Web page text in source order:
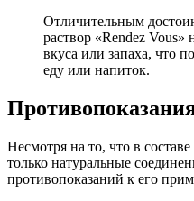
Отличительным
раствор «Rendez
вкуса или запаха, что
еду или напиток.
Несмотря на то, что в
только натуральные
противопоказаний к его